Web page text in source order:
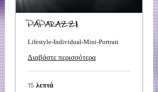
PAPARAZZI
Lifestyle-Individual-Mini-Portrait
Διαβάστε περισσότερα
15 λεπτά